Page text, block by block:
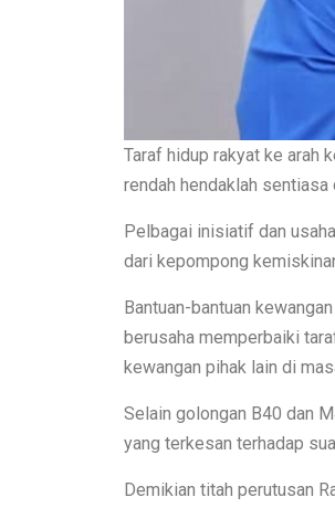
Taraf hidup rakyat ke arah
rendah hendaklah
Pelbagai inisiatif dan
dari kepompong
Bantuan-bantuan
berusaha memperbaiki
kewangan pihak lain di
Selain golongan B40 dan
yang terkesan terhadap
Demikian titah perutusan